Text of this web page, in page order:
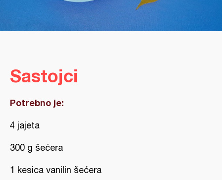
Sastojci
Potrebno je:
4 jajeta
300 g šećera
1 kesica vanilin šećera